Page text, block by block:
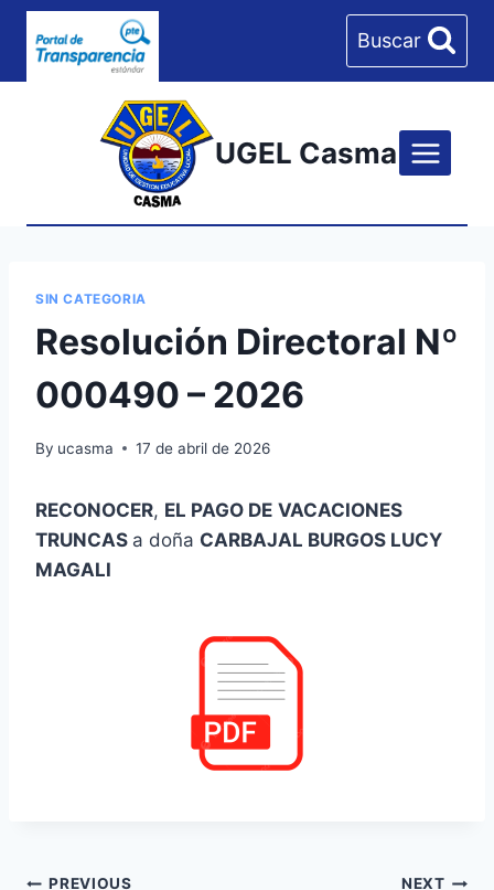
Skip
Buscar
UGEL Casma
SIN CATEGORIA
Resolución Directoral Nº
000490 – 2026
By ucasma 17 de abril de 2026
RECONOCER, EL PAGO DE VACACIONES
TRUNCAS a doña CARBAJAL BURGOS LUCY
MAGALI
PREVIOUS NEXT